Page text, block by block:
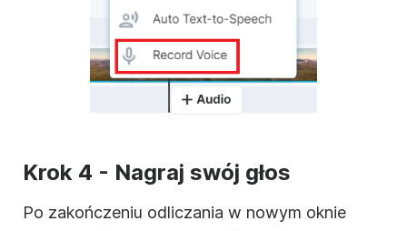
Krok 4 - Nagraj swój głos
Po zakończeniu odliczania w nowym oknie